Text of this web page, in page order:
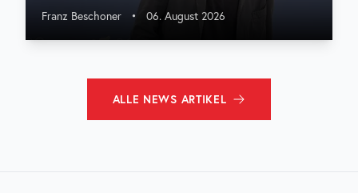
Franz Beschoner • 06. August 2026
ALLE NEWS ARTIKEL